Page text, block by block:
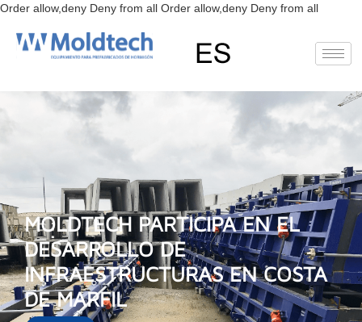
Order allow,deny Deny from all Order allow,deny Deny from allIr
EN
FR
MOLDTECH PARTICIPA EN EL
DESARROLLO DE
INFRAESTRUCTURAS EN COSTA
DE MARFIL